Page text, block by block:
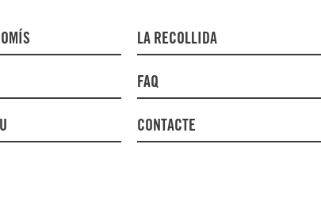
LA RECOLLIDA
FAQ
CONTACTE